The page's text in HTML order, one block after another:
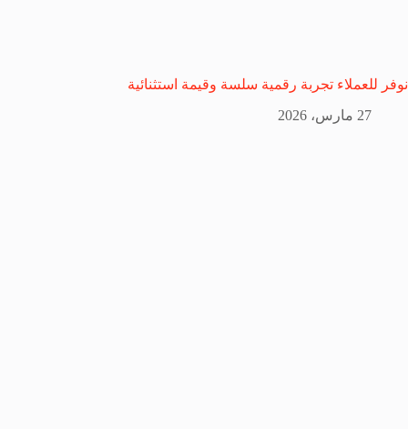
نوفر للعملاء تجربة رقمية سلسة وقيمة استثنائية
27 مارس، 2026